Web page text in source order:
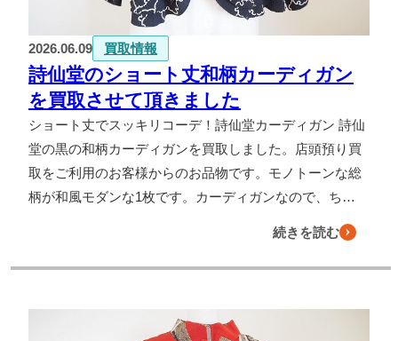
お問い合わせ
0120-29-5302
受付時間9:00〜18:00（年中無休※年末年始は除く）
お申し込みフォーム
2026.06.09 買取情報
詩仙堂のショート丈和柄カーディガン
を買取させて頂きました
ショート丈でスッキリコーデ！詩仙堂カーディガン 詩仙
堂の黒の和柄カーディガンを買取しました。店頭預り買
取をご利用のお客様からのお品物です。モノトーンな総
柄が和風モダンな1枚です。カーディガンなので、ち…
続きを読む